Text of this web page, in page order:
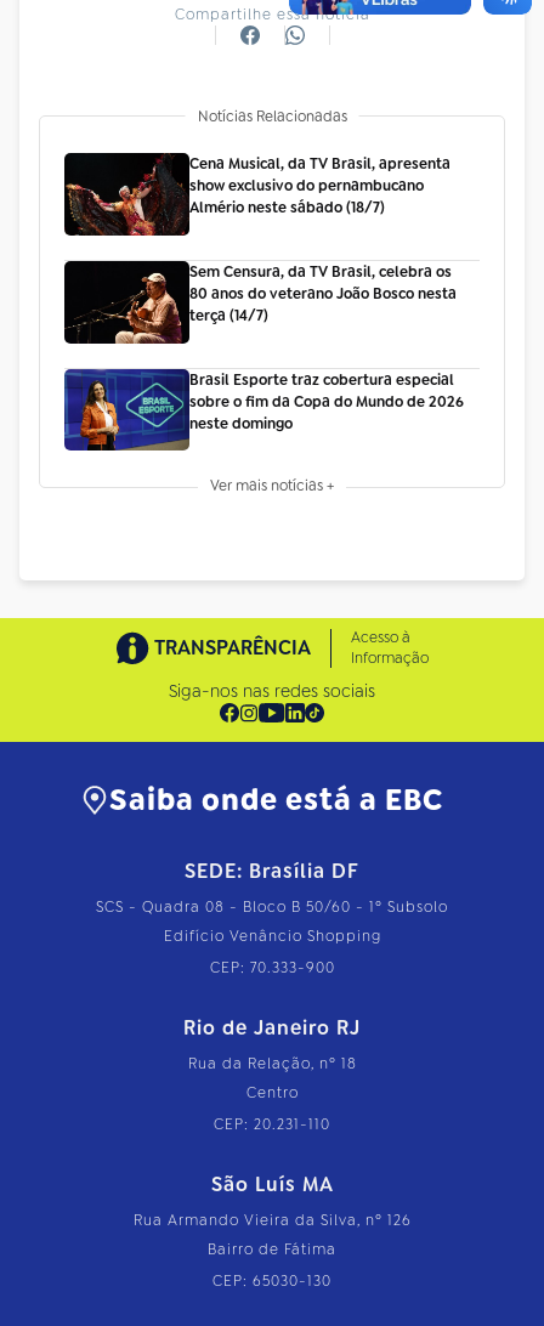
Compartilhe essa notícia
Notícias Relacionadas
Cena Musical, da TV Brasil, apresenta
show exclusivo do pernambucano
Almério neste sábado (18/7)
Sem Censura, da TV Brasil, celebra os
80 anos do veterano João Bosco nesta
terça (14/7)
Brasil Esporte traz cobertura especial
sobre o fim da Copa do Mundo de 2026
neste domingo
Ver mais notícias +
TRANSPARÊNCIA
Acesso à
Informação
Siga-nos nas redes sociais
Saiba onde está a EBC
SEDE: Brasília DF
SCS - Quadra 08 - Bloco B 50/60 - 1º Subsolo
Edifício Venâncio Shopping
CEP: 70.333-900
Rio de Janeiro RJ
Rua da Relação, nº 18
Centro
CEP: 20.231-110
São Luís MA
Rua Armando Vieira da Silva, nº 126
Bairro de Fátima
CEP: 65030-130